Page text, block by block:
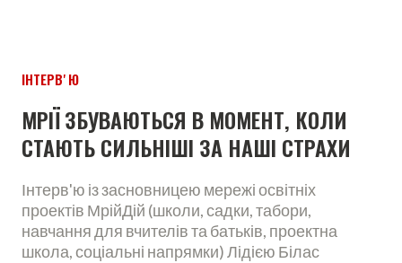
ІНТЕРВʼЮ
МРІЇ ЗБУВАЮТЬСЯ В МОМЕНТ, КОЛИ
СТАЮТЬ СИЛЬНІШІ ЗА НАШІ СТРАХИ
Інтерв'ю із засновницею мережі освітніх
проектів МрійДій (школи, садки, табори,
навчання для вчителів та батьків, проектна
школа, соціальні напрямки) Лідією Білас